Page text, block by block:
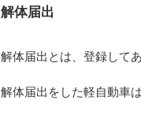
解体届出
解体届出とは、登録して
解体届出をした軽自動車